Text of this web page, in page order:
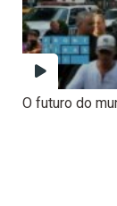
O futuro do